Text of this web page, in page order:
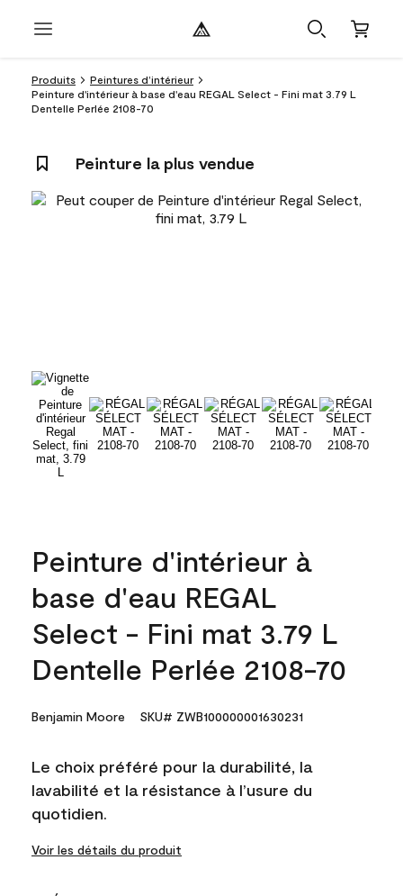
Produits
Peintures d’intérieur
Peinture d'intérieur à base d'eau REGAL Select - Fini mat 3.79 L
Dentelle Perlée 2108-70
Peinture la plus vendue
Peinture d'intérieur à
base d'eau REGAL
Select - Fini mat 3.79 L
Dentelle Perlée 2108-70
Benjamin Moore SKU# ZWB100000001630231
Le choix préféré pour la durabilité, la
lavabilité et la résistance à l’usure du
quotidien.
Voir les détails du produit